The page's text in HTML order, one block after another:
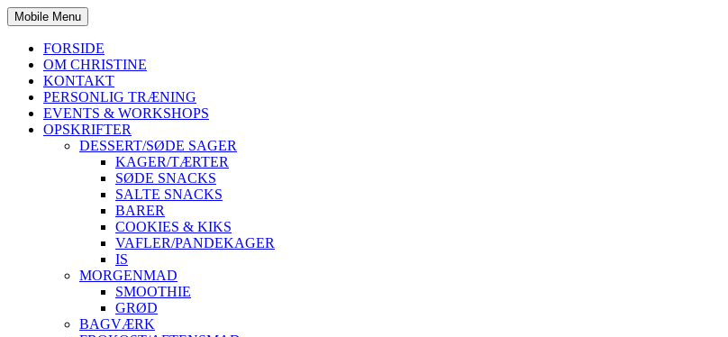
Mobile Menu
FORSIDE
OM CHRISTINE
KONTAKT
PERSONLIG TRÆNING
EVENTS & WORKSHOPS
OPSKRIFTER
DESSERT/SØDE SAGER
KAGER/TÆRTER
SØDE SNACKS
SALTE SNACKS
BARER
COOKIES & KIKS
VAFLER/PANDEKAGER
IS
MORGENMAD
SMOOTHIE
GRØD
BAGVÆRK